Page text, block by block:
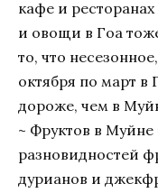
кафе и
и овощи в Гоа
то, что
октября по март в
дороже, чем в
~ Фруктов в
разновидностей
дурианов и